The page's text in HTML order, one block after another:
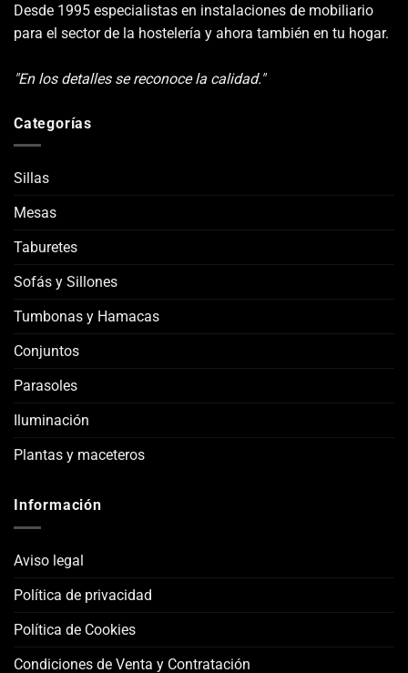
Desde 1995 especialistas en instalaciones de mobiliario
para el sector de la hostelería y ahora también en tu hogar.
"En los detalles se reconoce la calidad."
Categorías
Sillas
Mesas
Taburetes
Sofás y Sillones
Tumbonas y Hamacas
Conjuntos
Parasoles
Iluminación
Plantas y maceteros
Información
Aviso legal
Política de privacidad
Política de Cookies
Condiciones de Venta y Contratación